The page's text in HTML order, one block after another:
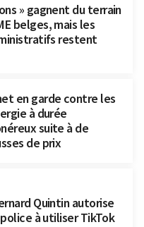
» gagnent du terrain
belges, mais les
restent
en garde contre les
à durée
suite à de
de prix
Quintin autorise
à utiliser TikTok